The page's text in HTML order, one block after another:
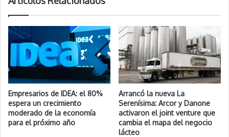
Empresarios de IDEA: el 80%
espera un crecimiento
moderado de la economía
para el próximo año
Arrancó la nueva La
Serenísima: Arcor y Danone
activaron el joint venture que
cambia el mapa del negocio
lácteo